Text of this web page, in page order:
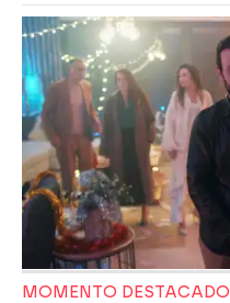
MOMENTO DESTACADO